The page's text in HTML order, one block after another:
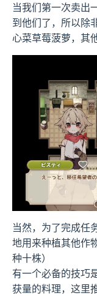
当我们第一次卖出
到他们了，所以除
心菜草莓菠萝，其
当然，为了完成任
地用来种植其他作
种十株）
有一个必备的技巧
获量的料理，这里